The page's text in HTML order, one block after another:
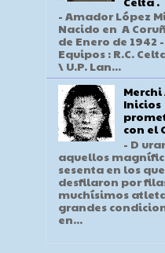
- Amador López
Nacido en A
de Enero de 1942
Equipos : R.C.
\ U.P. Lan...
Merchi
Inicios
con el
- D
aquellos
sesenta en los que
desfilaron por
muchísimos
grandes
en...